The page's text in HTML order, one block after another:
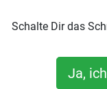
Schalte Dir das
Ja,